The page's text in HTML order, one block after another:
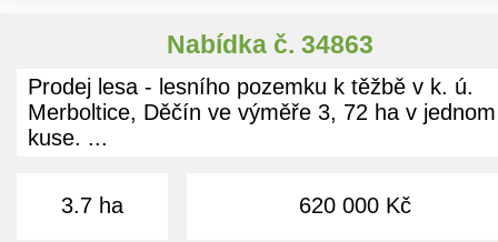
Nabídka č. 34863
Prodej lesa - lesního pozemku k těžbě v k. ú.
Merboltice, Děčín ve výměře 3, 72 ha v jednom
kuse. ...
3.7 ha 620 000 Kč